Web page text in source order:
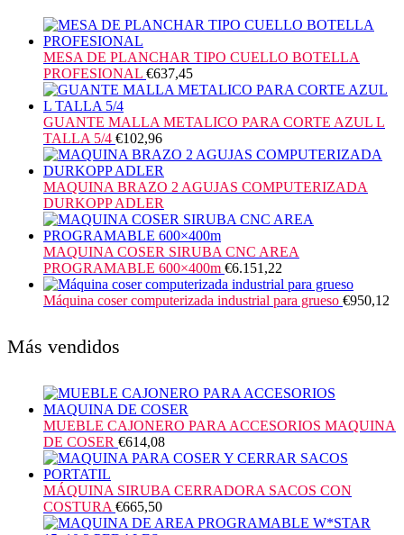
MESA DE PLANCHAR TIPO CUELLO BOTELLA
PROFESIONAL €637,45
GUANTE MALLA METALICO PARA CORTE AZUL L
TALLA 5/4 €102,96
MAQUINA BRAZO 2 AGUJAS COMPUTERIZADA
DURKOPP ADLER
MAQUINA COSER SIRUBA CNC AREA
PROGRAMABLE 600×400m €6.151,22
Máquina coser computerizada industrial para grueso €950,12
Más vendidos
MUEBLE CAJONERO PARA ACCESORIOS MAQUINA
DE COSER €614,08
MÁQUINA SIRUBA CERRADORA SACOS CON
COSTURA €665,50